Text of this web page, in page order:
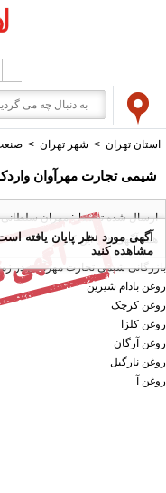
استان تهران > شهر تهران >
شیمی تجارت مهرآوان
ارسال شده توسط : مهران سلطانی
همه آگهی های این کاربر
بازرگانی شیمی تجارت مهرآوان در
روغن بادام شیرین
روغن کرچک
روغن کلزا
روغن آرگان
روغن نارگیل
روغن آ
آگهی مورد نظر پایان یافته
مشاهده کنید